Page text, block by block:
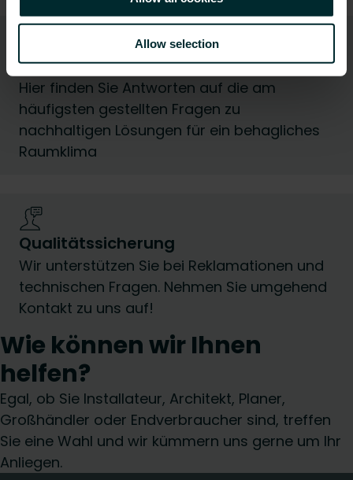
Allow selection
Häufig gestellte Fragen (FAQ)
Hier finden Sie Antworten auf die am
häufigsten gestellten Fragen zu
nachhaltigen Lösungen für ein behagliches
Raumklima
Qualitätssicherung
Wir unterstützen Sie bei Reklamationen und
technischen Fragen. Nehmen Sie umgehend
Kontakt zu uns auf!
Wie können wir Ihnen
helfen?
Egal, ob Sie Installateur, Architekt, Planer,
Großhändler oder Endverbraucher sind, treffen
Sie eine Wahl und wir kümmern uns gerne um Ihr
Anliegen.